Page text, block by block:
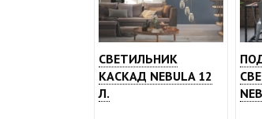
СВЕТИЛЬНИК
КАСКАД NEBULA 12
Л.